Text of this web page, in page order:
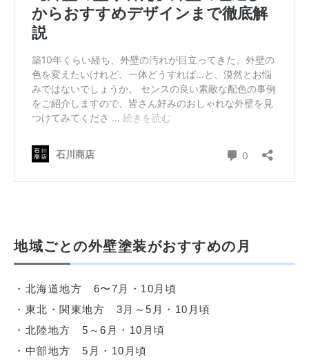
地域ごとの外壁塗装がおすすめの月
・北海道地方 6〜7月・10月頃
・東北・関東地方 3月～5月・10月頃
・北陸地方 5～6月・10月頃
・中部地方 5月・10月頃